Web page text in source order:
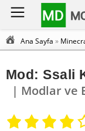
MD
Ana Sayfa »
Mod: Ssali
| Modlar ve